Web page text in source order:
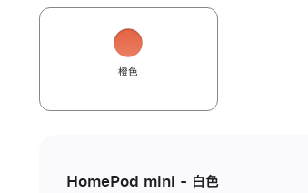
橙色
HomePod mini - 白色